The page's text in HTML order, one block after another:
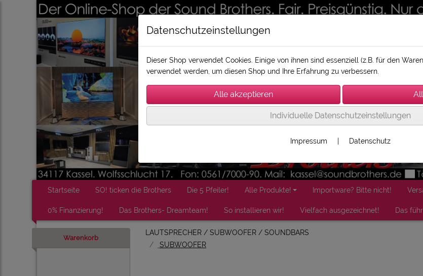
Startseite SO! ticken die Brothers Die 5 Pfeiler! Alle Produkte! Importware? Bitte nicht!
0% Finanzierung! Das Brothers- Dreamteam! So installieren wir! Vielfach ausgezeichnet! Das
Warenkorb
LAUTSPRECHER / SUBWOOFER / SOUNDBARS
SUBWOOFER
Datenschutzeinstellungen
Dieser Shop verwendet Cookies. Einige von ihnen sind essenziell (z.B. für den
verwendet werden, um diesen Shop und Ihre Erfahrung zu verbessern.
Individuelle Datenschutzeinstellungen
Impressum Datenschutz